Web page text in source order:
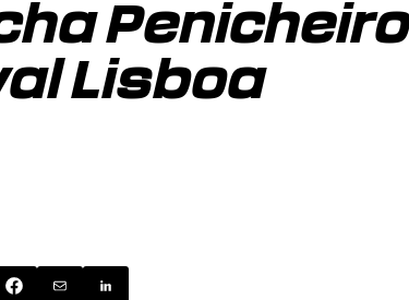
Lisboa